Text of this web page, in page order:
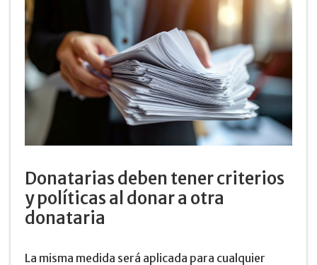
Donatarias deben tener criterios
y políticas al donar a otra
donataria
La misma medida será aplicada para cualquier